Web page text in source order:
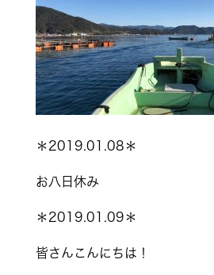
＊2019.01.08＊
お八日休み
＊2019.01.09＊
皆さんこんにちは！